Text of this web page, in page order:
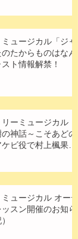
ュージカル「ジャ
たからものはなん
ト情報解禁！
ーミュージカル
神話～こそあどの
ビ役で村上楓果さ
ュージカル オーデ
スン開催のお知ら